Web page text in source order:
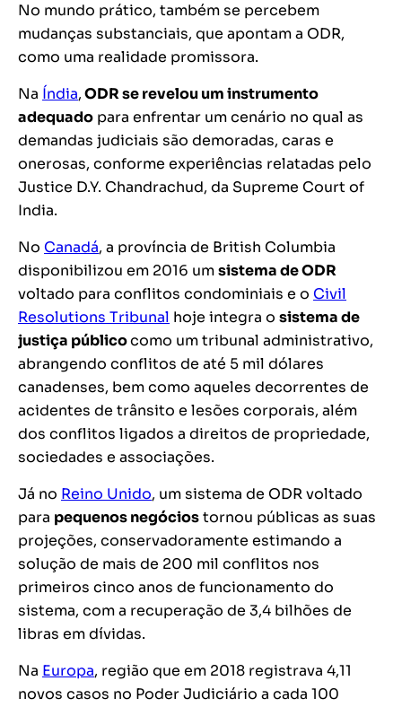
No mundo prático, também se percebem
mudanças substanciais, que apontam a ODR,
como uma realidade promissora.
Na Índia,ODR se revelou um instrumento
adequado para enfrentar um cenário no qual as
demandas judiciais são demoradas, caras e
onerosas, conforme experiências relatadas pelo
Justice D.Y. Chandrachud, da Supreme Court of
India.
No Canadá, a província de British Columbia
disponibilizou em 2016 umsistema de ODR
voltado para conflitos condominiais e o Civil
Resolutions Tribunal hoje integra o sistema de
justiça públicocomo um tribunal administrativo,
abrangendo conflitos de até 5 mil dólares
canadenses, bem como aqueles decorrentes de
acidentes de trânsito e lesões corporais, além
dos conflitos ligados a direitos de propriedade,
sociedades e associações.
Já no Reino Unido, um sistema de ODR voltado
para pequenos negóciostornou públicas as suas
projeções, conservadoramente estimando a
solução de mais de 200 mil conflitos nos
primeiros cinco anos de funcionamento do
sistema, com a recuperação de 3,4 bilhões de
libras em dívidas.
Na Europa, região que em 2018 registrava 4,11
novos casos no Poder Judiciário a cada 100